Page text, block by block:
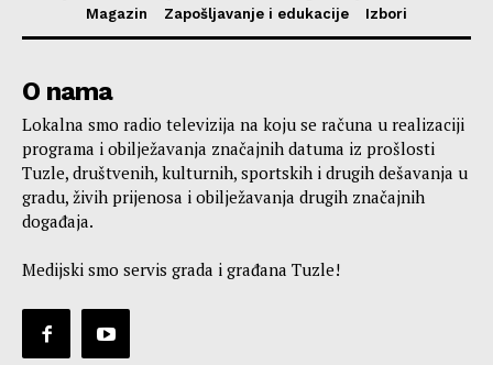
Magazin
Zapošljavanje i edukacije Izbori
O nama
Lokalna smo radio televizija na koju se računa u realizaciji
programa i obilježavanja značajnih datuma iz prošlosti
Tuzle, društvenih, kulturnih, sportskih i drugih dešavanja u
gradu, živih prijenosa i obilježavanja drugih značajnih
događaja.
Medijski smo servis grada i građana Tuzle!